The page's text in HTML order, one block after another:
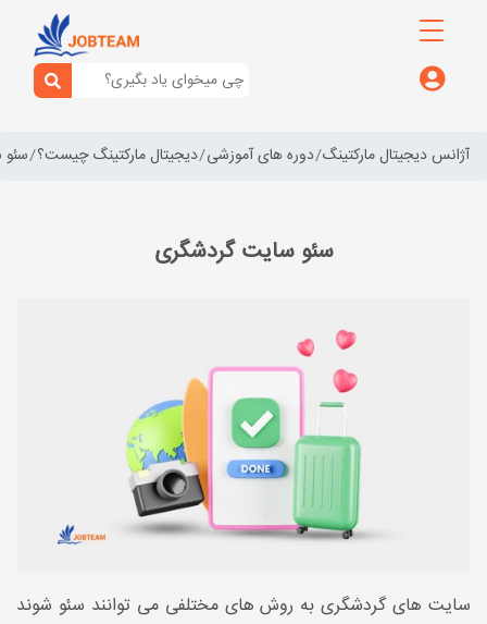
آژانس دیجیتال مارکتینگ دوره های آموزشی دیجیتال مارکتینگ چیست؟
سئو سایت گردشگری
سایت های گردشگری به روش های مختلفی می توانند سئو شوند